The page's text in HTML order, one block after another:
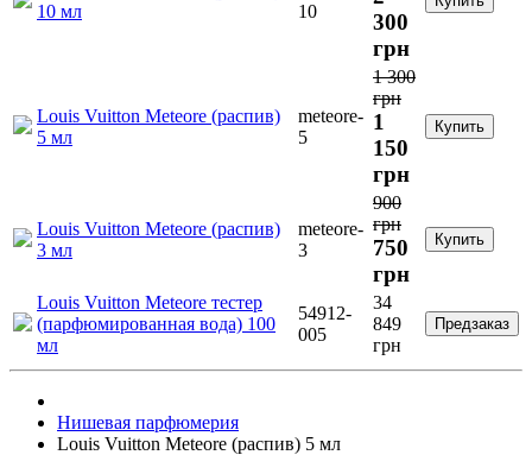
10 мл
10
300
грн
Louis Vuitton Meteore (распив)
5 мл
meteore-
5
1 300
грн
1
150
грн
Купить
Louis Vuitton Meteore (распив)
3 мл
meteore-
3
900
грн
750
грн
Купить
Louis Vuitton Meteore тестер
(парфюмированная вода) 100
мл
54912-
005
34
849
грн
Предзаказ
Нишевая парфюмерия
Louis Vuitton Meteore (распив) 5 мл